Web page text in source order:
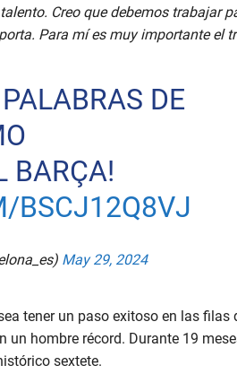
Creo que debemos trabajar
Para mí es muy importante el
DE
BARÇA!
BSCJ12Q8VJ
May 29, 2024
tener un paso exitoso en las
un hombre récord. Durante 19
sextete.